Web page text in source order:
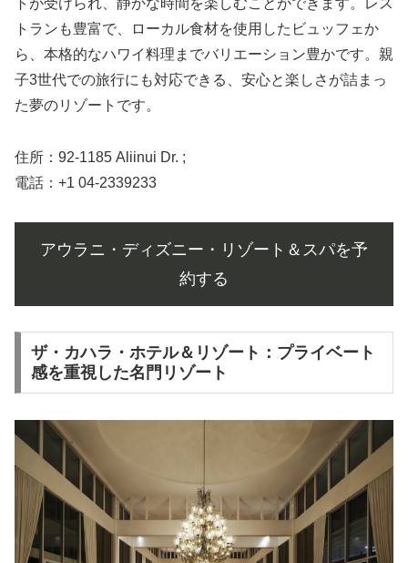
トが受けられ、静かな時間を楽しむことができます。レス
トランも豊富で、ローカル食材を使用したビュッフェか
ら、本格的なハワイ料理までバリエーション豊かです。親
子3世代での旅行にも対応できる、安心と楽しさが詰まっ
た夢のリゾートです。
住所：92-1185 Aliinui Dr. ;
電話：+1 04-2339233
アウラニ・ディズニー・リゾート＆スパを予
約する
ザ・カハラ・ホテル＆リゾート：プライベート
感を重視した名門リゾート